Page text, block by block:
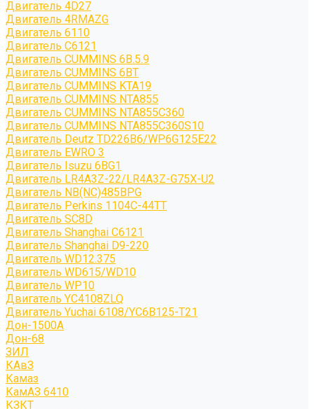
Двигатель 4D27
Двигатель 4RMAZG
Двигатель 6110
Двигатель C6121
Двигатель CUMMINS 6B.5.9
Двигатель CUMMINS 6BT
Двигатель CUMMINS KTA19
Двигатель CUMMINS NTA855
Двигатель CUMMINS NTA855C360
Двигатель CUMMINS NTA855C360S10
Двигатель Deutz TD226B6/WP6G125E22
Двигатель EWRO 3
Двигатель Isuzu 6BG1
Двигатель LR4A3Z-22/LR4A3Z-G75X-U2
Двигатель NB(NC)485BPG
Двигатель Perkins 1104C-44TT
Двигатель SC8D
Двигатель Shanghai C6121
Двигатель Shanghai D9-220
Двигатель WD12.375
Двигатель WD615/WD10
Двигатель WP10
Двигатель YC4108ZLQ
Двигатель Yuchai 6108/YC6B125-T21
Дон-1500А
Дон-68
ЗИЛ
КАвЗ
Камаз
КамАЗ 6410
КЗКТ